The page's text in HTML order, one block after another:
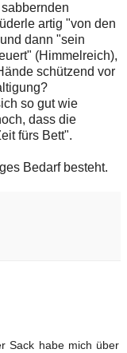
artig "von den
dann "sein
(Himmelreich),
schützend vor
so gut wie
dass die
fürs Bett".
Bedarf besteht.
Sack habe mich über